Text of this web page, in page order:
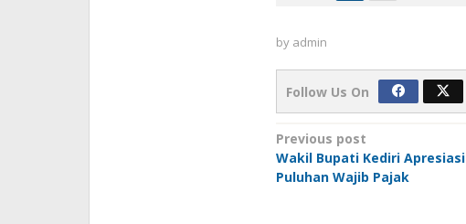
by admin
Follow Us On
Post
navigation
Previous post
Wakil Bupati Kediri Apresiasi
Puluhan Wajib Pajak